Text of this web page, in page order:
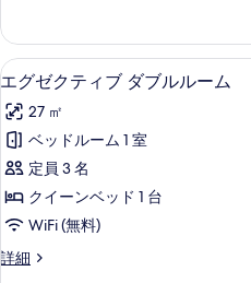
表
示
す
る
る
イ
ン
ル
ー
ム
シ
ン
グ
ル
テ
ィ
ブ
イ
ン
ル
ー
ム
シ
ン
グ
エ
グ
ゼ
ク
テ
ィ
ダ
7
エグゼクティブ ダブルルーム
27 ㎡
ベッドルーム 1 室
定員 3 名
クイーンベッド 1 台
WiFi (無料)
詳細
エ